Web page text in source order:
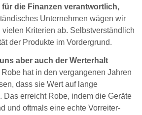
die Finanzen verantwortlich,
Unternehmen wägen wir
Kriterien ab. Selbstverständlich
der Produkte im Vordergrund.
aber auch der Werterhalt
Robe hat in den vergangenen Jahren
dass sie Wert auf lange
Das erreicht Robe, indem die Geräte
und oftmals eine echte Vorreiter-